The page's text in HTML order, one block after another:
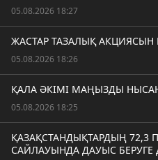
05.08.2026 18:27
ЖАСТАР ТАЗАЛЫҚ
05.08.2026 18:26
ҚАЛА ӘКІМІ МАҢЫЗДЫ
05.08.2026 18:25
ҚАЗАҚСТАНДЫҚТАРДЫҢ 72,3
САЙЛАУЫНДА ДАУЫС